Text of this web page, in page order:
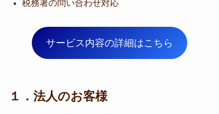
税務署の問い合わせ対応
サービス内容の詳細はこちら
１．法人のお客様